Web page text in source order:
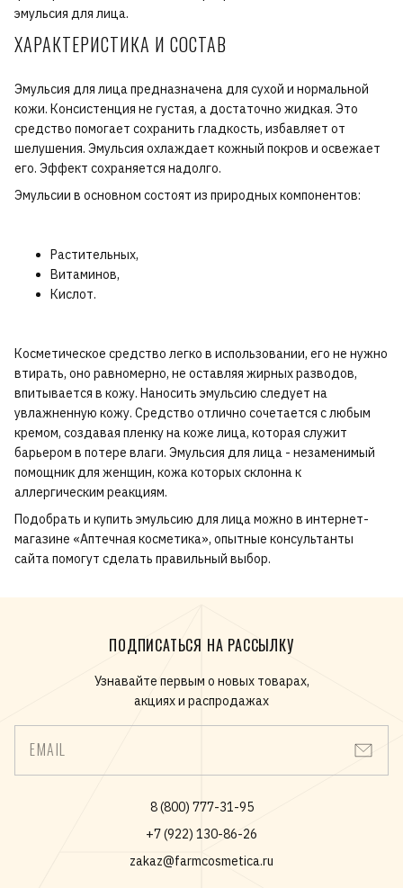
эмульсия для лица.
ХАРАКТЕРИСТИКА И СОСТАВ
Эмульсия для лица предназначена для сухой и нормальной
кожи. Консистенция не густая, а достаточно жидкая. Это
средство помогает сохранить гладкость, избавляет от
шелушения. Эмульсия охлаждает кожный покров и освежает
его. Эффект сохраняется надолго.
Эмульсии в основном состоят из природных компонентов:
Растительных,
Витаминов,
Кислот.
Косметическое средство легко в использовании, его не нужно
втирать, оно равномерно, не оставляя жирных разводов,
впитывается в кожу. Наносить эмульсию следует на
увлажненную кожу. Средство отлично сочетается с любым
кремом, создавая пленку на коже лица, которая служит
барьером в потере влаги. Эмульсия для лица - незаменимый
помощник для женщин, кожа которых склонна к
аллергическим реакциям.
Подобрать и купить эмульсию для лицаможно в интернет-
магазине «Аптечная косметика», опытные консультанты
сайта помогут сделать правильный выбор.
ПОДПИСАТЬСЯ НА РАССЫЛКУ
Узнавайте первым о новых товарах,
акциях и распродажах
EMAIL
8 (800) 777-31-95
+7 (922) 130-86-26
zakaz@farmcosmetica.ru